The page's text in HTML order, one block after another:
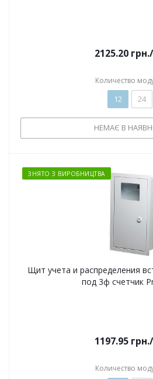
2125.20грн.
Количество
12 24
НЕМАЄ В
ЗНЯТО З ВИРОБНИЦТВА
Щит учета и распределения
под 3ф счетчик
1197.95грн.
Количество